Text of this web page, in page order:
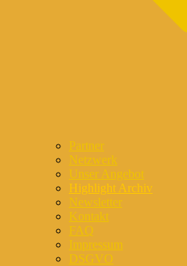
Partner
Netzwerk
Unser Angebot
Highlight Archiv
Newsletter
Kontakt
FAQ
Impressum
DSGVO